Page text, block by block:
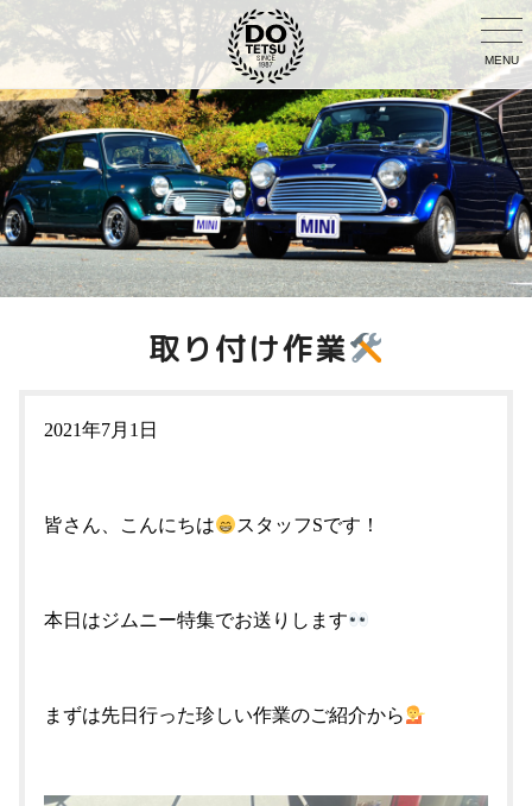
MENU
取り付け作業
2021年7月1日
皆さん、こんにちは スタッフSです！
本日はジムニー特集でお送りします
まずは先日行った珍しい作業のご紹介から